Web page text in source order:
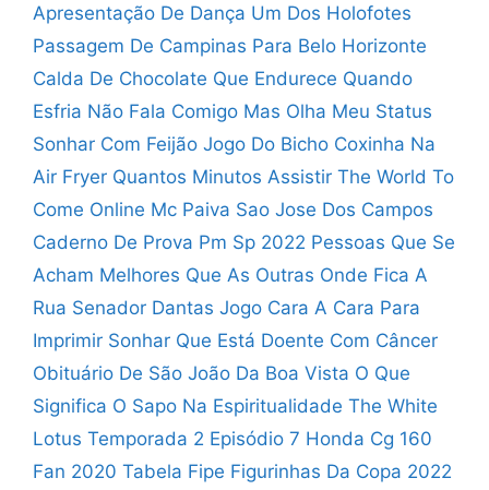
Apresentação De Dança Um Dos Holofotes
Passagem De Campinas Para Belo Horizonte
Calda De Chocolate Que Endurece Quando
Esfria Não Fala Comigo Mas Olha Meu Status
Sonhar Com Feijão Jogo Do Bicho Coxinha Na
Air Fryer Quantos Minutos Assistir The World To
Come Online Mc Paiva Sao Jose Dos Campos
Caderno De Prova Pm Sp 2022 Pessoas Que Se
Acham Melhores Que As Outras Onde Fica A
Rua Senador Dantas Jogo Cara A Cara Para
Imprimir Sonhar Que Está Doente Com Câncer
Obituário De São João Da Boa Vista O Que
Significa O Sapo Na Espiritualidade The White
Lotus Temporada 2 Episódio 7 Honda Cg 160
Fan 2020 Tabela Fipe Figurinhas Da Copa 2022